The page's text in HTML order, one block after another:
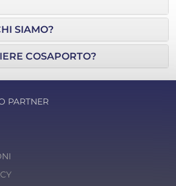
SIAMO?
COSAPORTO?
PARTNER